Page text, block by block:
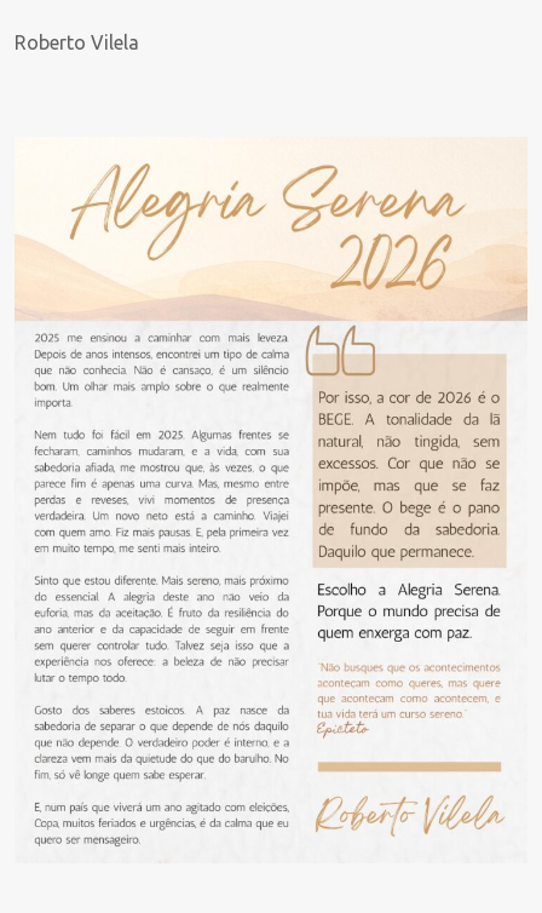
Roberto Vilela